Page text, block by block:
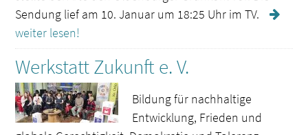
Sendung lief am 10. Januar um 18:25 Uhr im TV.
weiter lesen!
Werkstatt Zukunft e. V.
Bildung für nachhaltige
Entwicklung, Frieden und